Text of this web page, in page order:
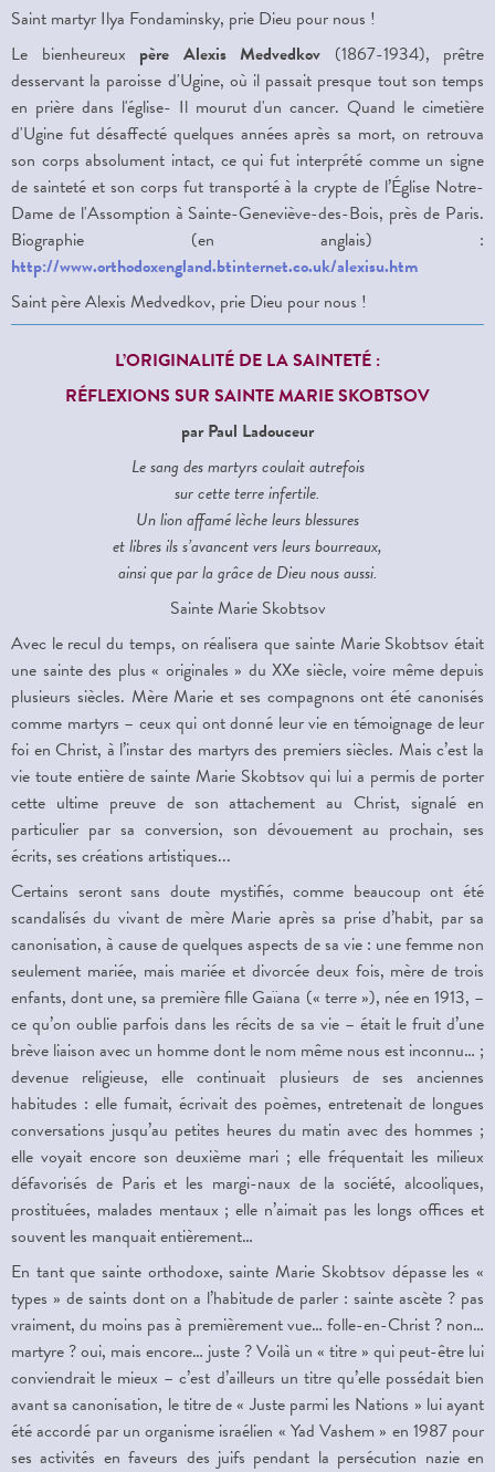
Saint martyr Ilya Fondaminsky, prie Dieu pour nous !
Le bienheureux père Alexis Medvedkov (1867-1934), prêtre
desservant la paroisse d'Ugine, où il passait presque tout son temps
en prière dans l'église- Il mourut d'un cancer. Quand le cimetière
d'Ugine fut désaffecté quelques années après sa mort, on retrouva
son corps absolument intact, ce qui fut interprété comme un signe
de sainteté et son corps fut transporté à la crypte de l’Église Notre-
Dame de l'Assomption à Sainte-Geneviève-des-Bois, près de Paris.
Biographie (en anglais) :
http://www.orthodoxengland.btinternet.co.uk/alexisu.htm
Saint père Alexis Medvedkov, prie Dieu pour nous !
L’ORIGINALITÉ DE LA SAINTETÉ :
RÉFLEXIONS SUR SAINTE MARIE SKOBTSOV
par Paul Ladouceur
Le sang des martyrs coulait autrefois
sur cette terre infertile.
Un lion affamé lèche leurs blessures
et libres ils s’avancent vers leurs bourreaux,
ainsi que par la grâce de Dieu nous aussi.
Sainte Marie Skobtsov
Avec le recul du temps, on réalisera que sainte Marie Skobtsov était
une sainte des plus « originales » du XXe siècle, voire même depuis
plusieurs siècles. Mère Marie et ses compagnons ont été canonisés
comme martyrs – ceux qui ont donné leur vie en témoignage de leur
foi en Christ, à l’instar des martyrs des premiers siècles. Mais c’est la
vie toute entière de sainte Marie Skobtsov qui lui a permis de porter
cette ultime preuve de son attachement au Christ, signalé en
particulier par sa conversion, son dévouement au prochain, ses
écrits, ses créations artistiques...
Certains seront sans doute mystifiés, comme beaucoup ont été
scandalisés du vivant de mère Marie après sa prise d’habit, par sa
canonisation, à cause de quelques aspects de sa vie : une femme non
seulement mariée, mais mariée et divorcée deux fois, mère de trois
enfants, dont une, sa première fille Gaïana (« terre »), née en 1913, –
ce qu’on oublie parfois dans les récits de sa vie – était le fruit d’une
brève liaison avec un homme dont le nom même nous est inconnu… ;
devenue religieuse, elle continuait plusieurs de ses anciennes
habitudes : elle fumait, écrivait des poèmes, entretenait de longues
conversations jusqu’au petites heures du matin avec des hommes ;
elle voyait encore son deuxième mari ; elle fréquentait les milieux
défavorisés de Paris et les margi-naux de la société, alcooliques,
prostituées, malades mentaux ; elle n’aimait pas les longs offices et
souvent les manquait entièrement…
En tant que sainte orthodoxe, sainte Marie Skobtsov dépasse les «
types » de saints dont on a l’habitude de parler : sainte ascète ? pas
vraiment, du moins pas à premièrement vue… folle-en-Christ ? non…
martyre ? oui, mais encore… juste ? Voilà un « titre » qui peut-être lui
conviendrait le mieux – c’est d’ailleurs un titre qu’elle possédait bien
avant sa canonisation, le titre de « Juste parmi les Nations » lui ayant
été accordé par un organisme israélien « Yad Vashem » en 1987 pour
ses activités en faveurs des juifs pendant la persécution nazie en